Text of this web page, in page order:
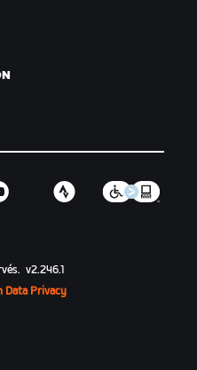
v2.246.1
Data Privacy